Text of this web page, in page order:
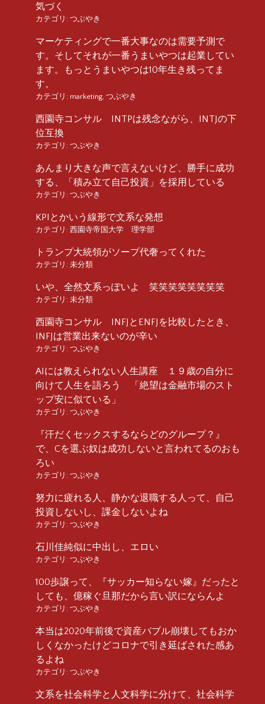
気づく
カテゴリ: つぶやき
マーケティングで一番大事なのは需要予測で
す。そしてそれが一番うまいやつは起業してい
ます。もっとうまいやつは10年生き残ってま
す。
カテゴリ: marketing, つぶやき
西園寺コンサル INTPは残念ながら、INTJの下
位互換
カテゴリ: つぶやき
あんまり大きな声で言えないけど、勝手に成功
する、「積み立て自己投資」を採用している
カテゴリ: つぶやき
KPIとかいう線形で文系な発想
カテゴリ: 西園寺帝国大学 理学部
トランプ大統領がソープ代奢ってくれた
カテゴリ: 未分類
いや、全然文系っぽいよ 笑笑笑笑笑笑笑笑
カテゴリ: 未分類
西園寺コンサル INFJとENFJを比較したとき、
INFJは営業出来ないのが辛い
カテゴリ: つぶやき
AIには教えられない人生講座 １９歳の自分に
向けて人生を語ろう 「絶望は金融市場のスト
ップ安に似ている」
カテゴリ: つぶやき
『汗だくセックスするならどのグループ？』
で、Cを選ぶ奴は成功しないと言われてるのおも
ろい
カテゴリ: つぶやき
努力に疲れる人、静かな退職する人って、自己
投資しないし、課金しないよね
カテゴリ: つぶやき
石川佳純似に中出し、エロい
カテゴリ: つぶやき
100歩譲って、『サッカー知らない嫁』だったと
しても、億稼ぐ旦那だから言い訳にならんよ
カテゴリ: つぶやき
本当は2020年前後で資産バブル崩壊してもおか
しくなかったけどコロナで引き延ばされた感あ
るよね
カテゴリ: つぶやき
文系を社会科学と人文科学に分けて、社会科学